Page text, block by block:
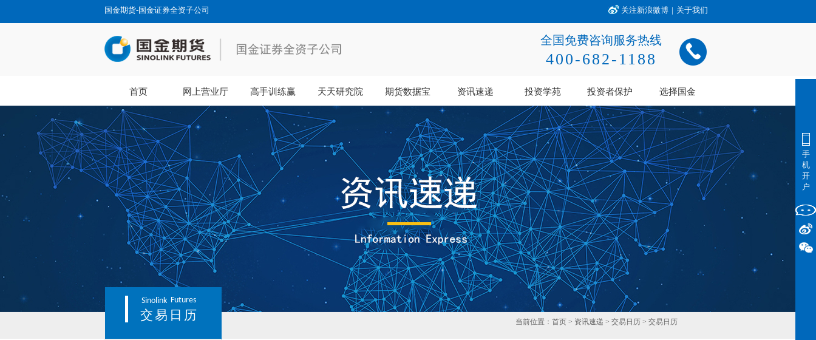
国金期货-国金证券全资子公司 关注新浪微博 | 关于我们
全国免费咨询服务热线
400-682-1188
首页 网上营业厅 高手训练赢 天天研究院 期货数据宝 资讯速递 投资学苑 投资者保护 选择国金
Sinolink Futures
交易日历 当前位置： 首页 > 资讯速递 > 交易日历 > 交易日历
手
机
开
户